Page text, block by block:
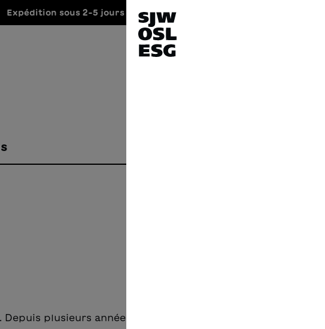
Expédition sous 2-5 jours ouvrés
plusieurs années, le climat nous